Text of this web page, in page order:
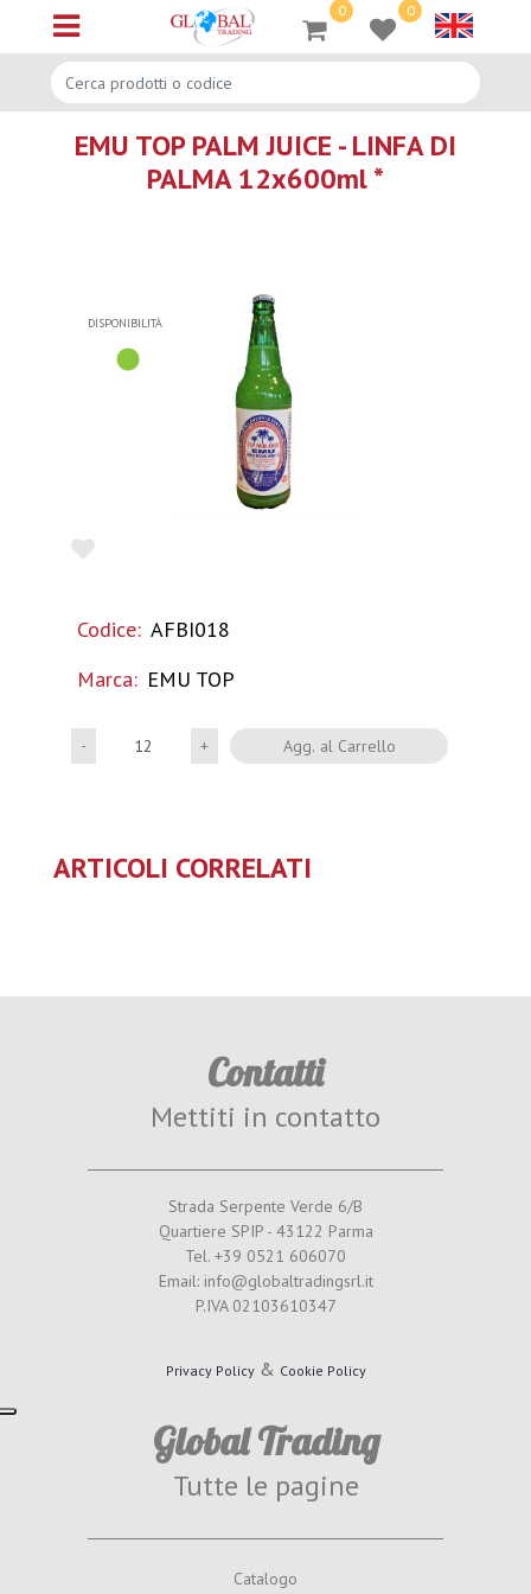
Open menu
0 0
EMU TOP PALM JUICE - LINFA DI
PALMA 12x600ml *
DISPONIBILITÀ
Codice: AFBI018
Marca: EMU TOP
QuantitàAgg. al Carrello
ARTICOLI CORRELATI
Contatti
Mettiti in contatto
Strada Serpente Verde 6/B
Quartiere SPIP - 43122 Parma
Tel. +39 0521 606070
Email: info@globaltradingsrl.it
P.IVA 02103610347
Privacy Policy& Cookie Policy
Global Trading
Tutte le pagine
Catalogo